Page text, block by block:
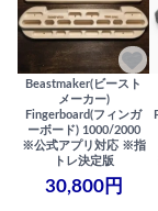
Beastmaker(ビースト
メーカー)
Fingerboard(フィンガ
ーボード) 1000/2000
※公式アプリ対応 ※指
トレ決定版
30,800円